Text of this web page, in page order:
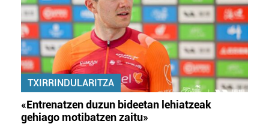
TXIRRINDULARITZA
«Entrenatzen duzun bideetan lehiatzeak
gehiago motibatzen zaitu»